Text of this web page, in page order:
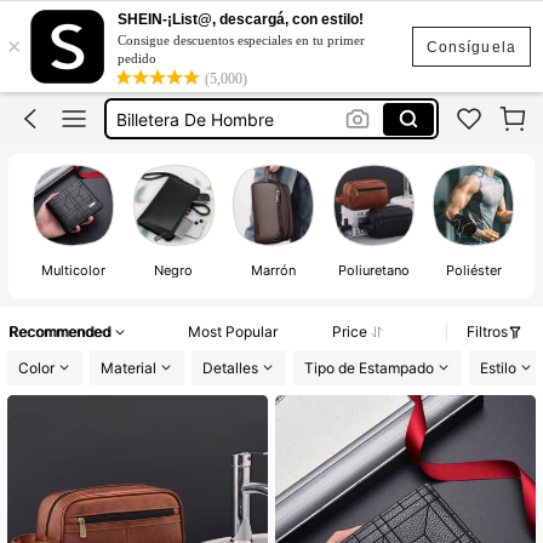
Consíguela
×
SHEIN-¡List@, descargá, con estilo!
Consigue descuentos especiales en tu primer
pedido
(5,000)
Bolso Para Hombre
Carteras Para Hombre
Billetera De Hombre
Cartera Para Hombre
Bolso Para Hombre
Carteras Para Hombre
Multicolor Negro Marrón Poliuretano Poliéster
Recommended Most Popular Price
Filtros
Color
Material Detalles Tipo de Estampado Estilo